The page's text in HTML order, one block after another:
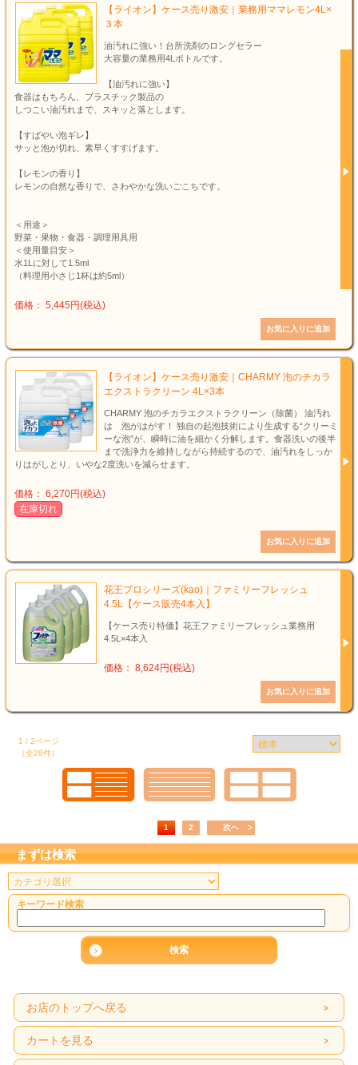
【ライオン】ケース売り激安｜業務用ママレモン4L×
３本
油汚れに強い！台所洗剤のロングセラー
大容量の業務用4Lボトルです。
【油汚れに強い】
食器はもちろん、プラスチック製品の
しつこい油汚れまで、スキッと落とします。
【すばやい泡ギレ】
サッと泡が切れ、素早くすすげます。
【レモンの香り】
レモンの自然な香りで、さわやかな洗いごこちです。
＜用途＞
野菜・果物・食器・調理用具用
＜使用量目安＞
水1Lに対して1.5ml
（料理用小さじ1杯は約5ml）
価格： 5,445円(税込)
【ライオン】ケース売り激安｜CHARMY 泡のチカラ
エクストラクリーン 4L×3本
CHARMY 泡のチカラエクストラクリーン（除菌） 油汚れ
は 泡がはがす！ 独自の起泡技術により生成する“クリーミ
ーな泡”が、瞬時に油を細かく分解します。食器洗いの後半
まで洗浄力を維持しながら持続するので、油汚れをしっか
りはがしとり、いやな2度洗いを減らせます。
価格： 6,270円(税込)
在庫切れ
花王プロシリーズ(kao)｜ファミリーフレッシュ
4.5L【ケース販売4本入】
【ケース売り特価】花王ファミリーフレッシュ業務用
4.5L×4本入
価格： 8,624円(税込)
1 / 2ページ
（全28件）
1 2 次へ
まずは検索
キーワード検索
お店のトップへ戻る
カートを見る